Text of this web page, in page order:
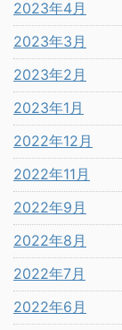
2023年4月
2023年3月
2023年2月
2023年1月
2022年12月
2022年11月
2022年9月
2022年8月
2022年7月
2022年6月